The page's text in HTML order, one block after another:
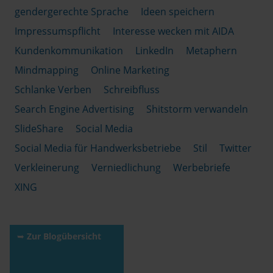
gendergerechte Sprache
Ideen speichern
Impressumspflicht
Interesse wecken mit AIDA
Kundenkommunikation
LinkedIn
Metaphern
Mindmapping
Online Marketing
Schlanke Verben
Schreibfluss
Search Engine Advertising
Shitstorm verwandeln
SlideShare
Social Media
Social Media für Handwerksbetriebe
Stil
Twitter
Verkleinerung
Verniedlichung
Werbebriefe
XING
➥Zur Blogübersicht